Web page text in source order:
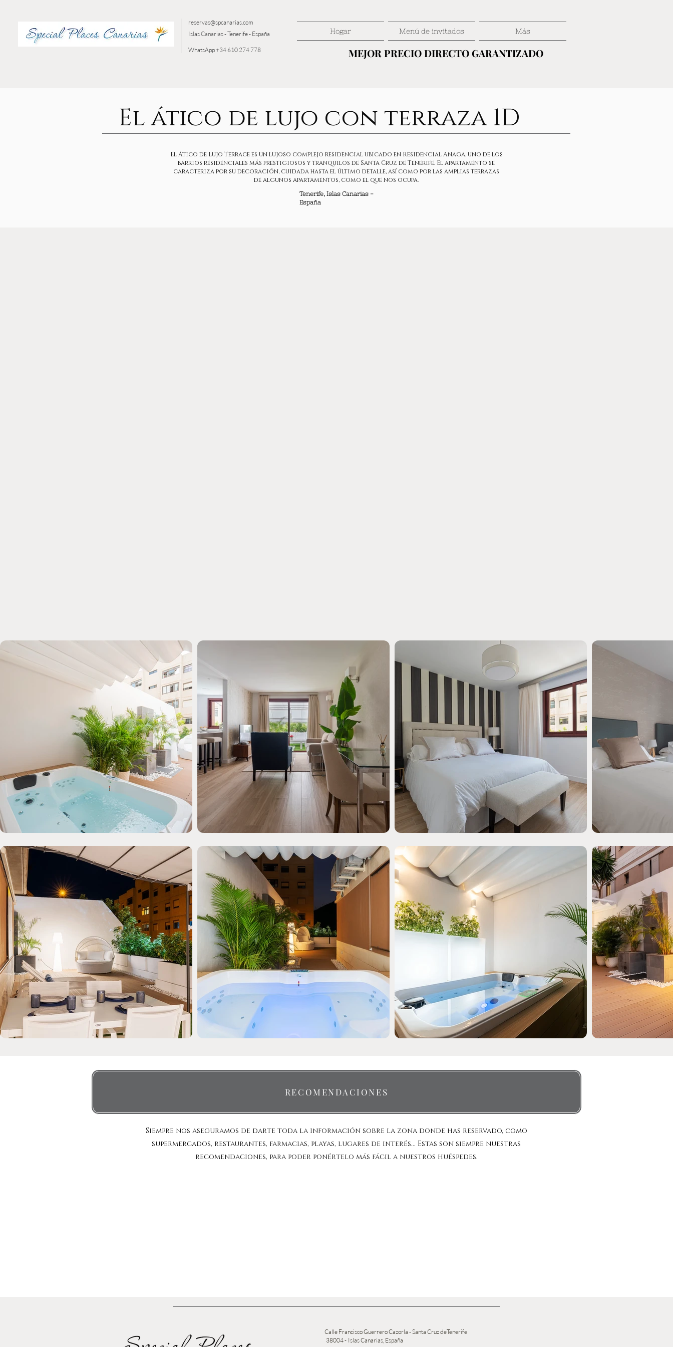
reservas@spcanarias.com
Hogar Menú de invitados Más
Islas Canarias - Tenerife - España
WhatsApp +34 610 274 778 MEJOR PRECIO DIRECTO GARANTIZADO
MEJOR PRECIO DIRECTO GARANTIZADO
El ático de lujo con terraza 1D
El Ático de Lujo Terrace es un lujoso complejo residencial ubicado en Residencial Anaga, uno de los
barrios residenciales más prestigiosos y tranquilos de Santa Cruz de Tenerife. El apartamento se
caracteriza por su decoración, cuidada hasta el último detalle, así como por las amplias terrazas
de algunos apartamentos, como el que nos ocupa.
Tenerife, Islas Canarias -
España
RECOMENDACIONES
Siempre nos aseguramos de darte toda la información sobre la zona donde has reservado, como
supermercados, restaurantes, farmacias, playas, lugares de interés... Estas son siempre nuestras
recomendaciones, para poder ponértelo más fácil a nuestros huéspedes.
Calle Francisco Guerrero Cazorla - Santa Cruz deTenerife
38004 - Islas Canarias, España